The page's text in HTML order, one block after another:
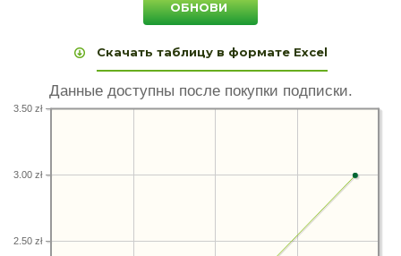
Скачать таблицу в формате Excel
Данные доступны после покупки подписки.
2.50 zł
3.00 zł
3.50 zł